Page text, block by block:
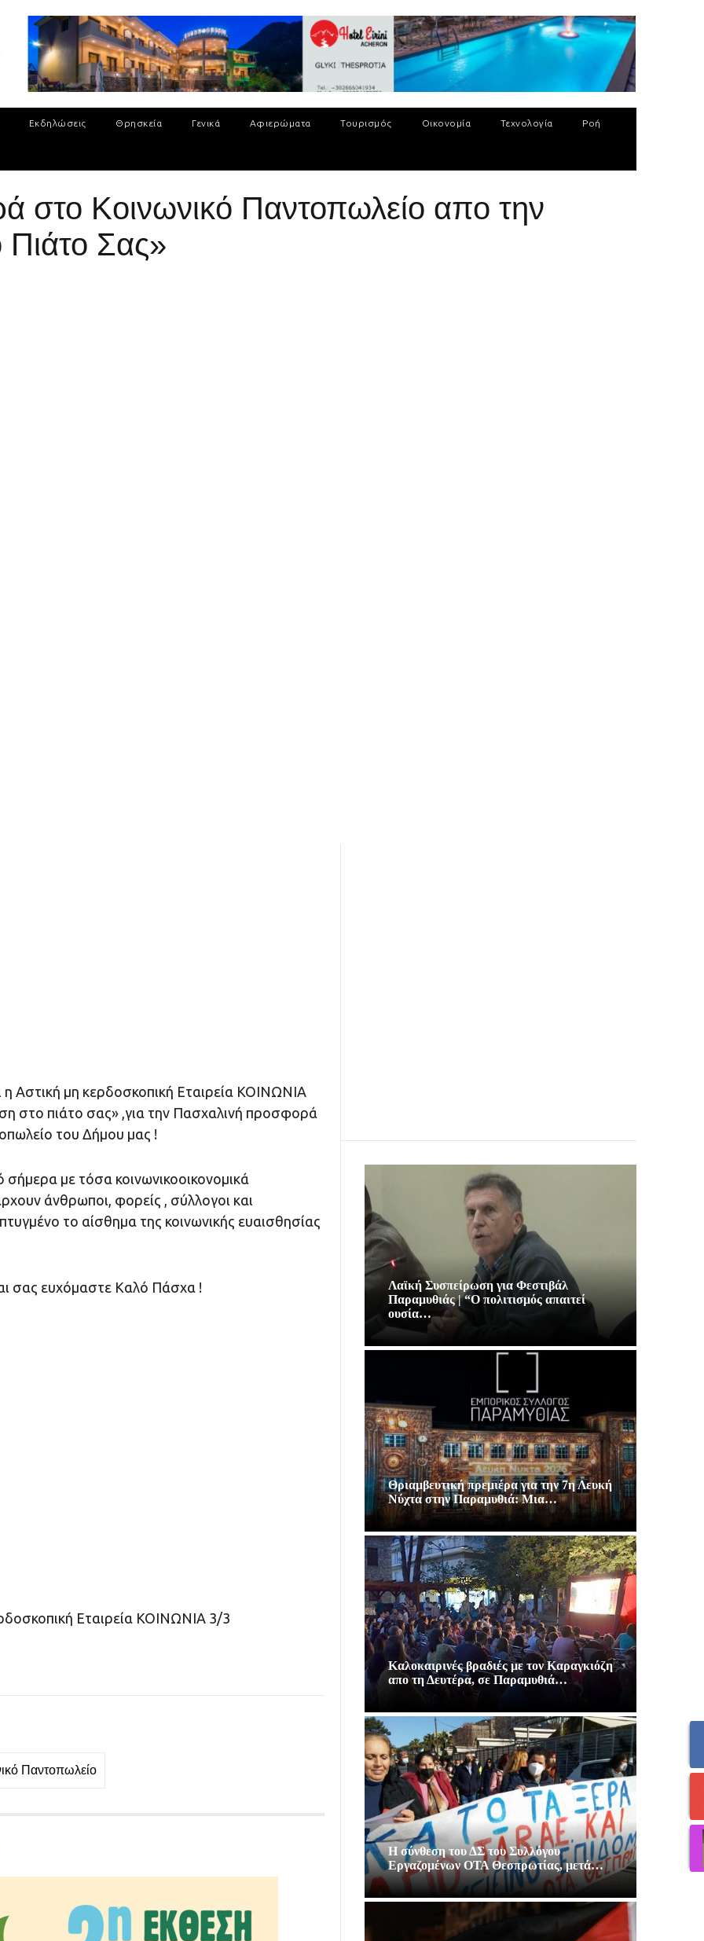
Εκδηλώσεις Θρησκεία Γενικά Αφιερώματα Τουρισμός Οικονομία Τεχνολογία Ροή
στο Κοινωνικό Παντοπωλείο απο την
Πιάτο Σας»
Αστική µη κερδοσκοπική Εταιρεία ΚΟΙΝΩΝΙΑ
στο πιάτο σας» ,για την Πασχαλινή προσφορά
του Δήμου μας !
σήμερα με τόσα κοινωνικοοικονομικά
άνθρωποι, φορείς , σύλλογοι και
το αίσθημα της κοινωνικής ευαισθησίας
σας ευχόμαστε Καλό Πάσχα !
Εταιρεία ΚΟΙΝΩΝΙΑ 3/3
Παντοπωλείο
Λαϊκή Συσπείρωση για Φεστιβάλ
Παραμυθιάς | “Ο πολιτισμός απαιτεί
ουσία…
Θριαμβευτική πρεμιέρα για την 7η Λευκή
Νύχτα στην Παραμυθιά: Μια…
Καλοκαιρινές βραδιές με τον Καραγκιόζη
απο τη Δευτέρα, σε Παραμυθιά…
Η σύνθεση του ΔΣ του Συλλόγου
Εργαζομένων ΟΤΑ Θεσπρωτίας, μετά…